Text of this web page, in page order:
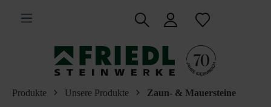
springen
Produkte Unsere Produkte Zaun- & Mauersteine